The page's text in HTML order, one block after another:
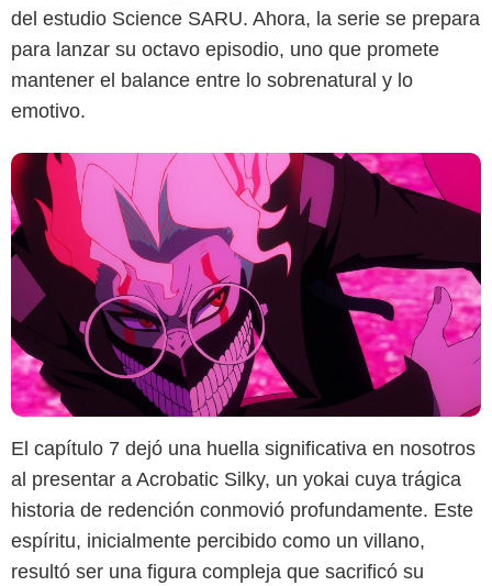
del estudio Science SARU. Ahora, la serie se prepara
para lanzar su octavo episodio, uno que promete
mantener el balance entre lo sobrenatural y lo
emotivo.
El capítulo 7 dejó una huella significativa en nosotros
al presentar a Acrobatic Silky, un yokai cuya trágica
historia de redención conmovió profundamente. Este
espíritu, inicialmente percibido como un villano,
resultó ser una figura compleja que sacrificó su